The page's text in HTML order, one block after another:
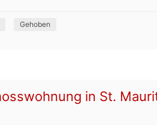
Gehoben
in St.